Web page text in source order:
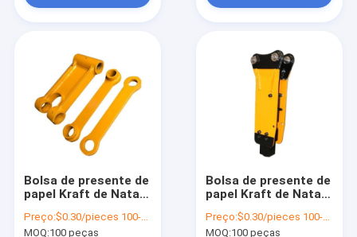
Bolsa de presente de
papel Kraft de Natal
logotipo para a festa
Preço:$0.30/pieces 100-1999 pieces
MOQ:100 peças
Bolsa de presente de
papel Kraft de Natal
logotipo para a festa
Preço:$0.30/pieces 100-1999 pieces
MOQ:100 peças